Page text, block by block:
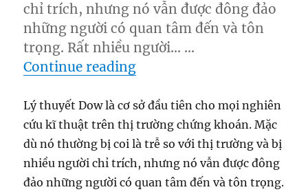
chỉ trích, nhưng nó vẫn được đông đảo
những người có quan tâm đến và tôn
trọng. Rất nhiều người… …
Continue reading“Lý thuyết Dow”
Lý thuyết Dow là cơ sở đầu tiên cho mọi nghiên
cứu kĩ thuật trên thị trường chứng khoán. Mặc
dù nó thường bị coi là trễ so với thị trường và bị
nhiều người chỉ trích, nhưng nó vẫn được đông
đảo những người có quan tâm đến và tôn trọng.